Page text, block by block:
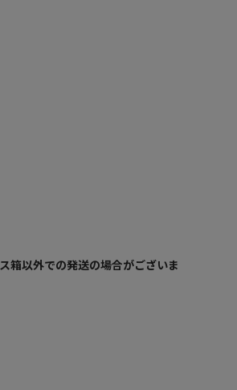
箱以外での発送の場合がございま